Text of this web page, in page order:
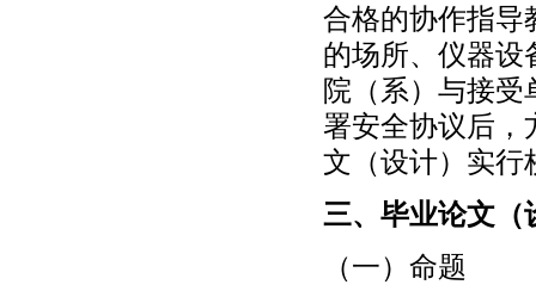
合格的协作指导
的场所、仪器设
院（系）与接
署安全协议后，
文（设计）实行
三、毕业论文（
（一）命题